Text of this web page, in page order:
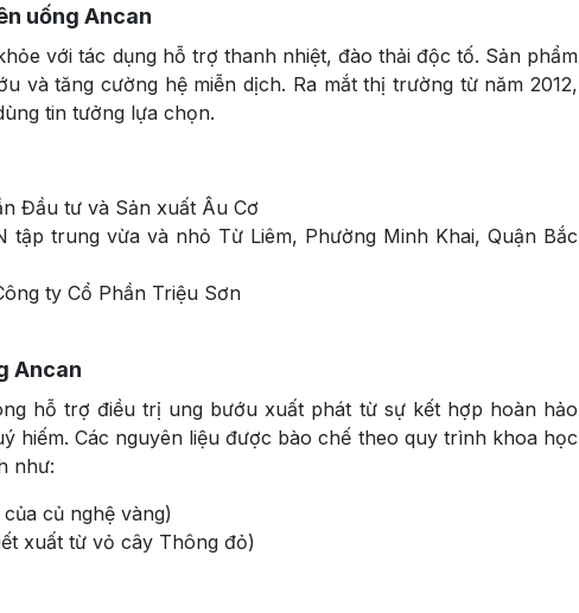
uống Ancan
với tác dụng hỗ trợ thanh nhiệt, đào thải độc tố. Sản phẩm
và tăng cường hệ miễn dịch. Ra mắt thị trường từ năm 2012,
tin tưởng lựa chọn.
Đầu tư và Sản xuất Âu Cơ
tập trung vừa và nhỏ Từ Liêm, Phường Minh Khai, Quận Bắc
ty Cổ Phần Triệu Sơn
Ancan
hỗ trợ điều trị ung bướu xuất phát từ sự kết hợp hoàn hảo
hiếm. Các nguyên liệu được bào chế theo quy trình khoa học
như:
củ nghệ vàng)
xuất từ vỏ cây Thông đỏ)